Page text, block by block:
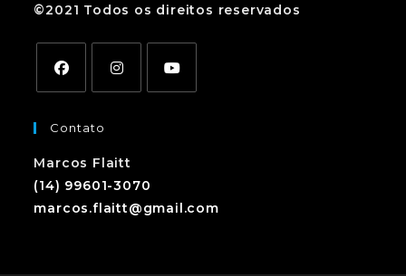
©2021 Todos os direitos reservados
Contato
Marcos Flaitt
(14) 99601-3070
marcos.flaitt@gmail.com